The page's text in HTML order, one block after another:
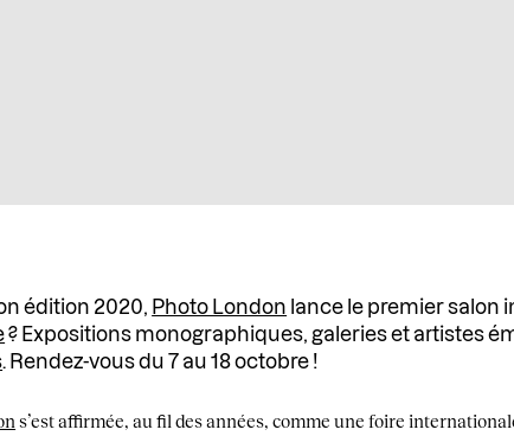
édition 2020, Photo London lance le premier
? Expositions monographiques, galeries et artistes
. Rendez-vous du 7 au 18 octobre !
s’est affirmée, au fil des années, comme une foire